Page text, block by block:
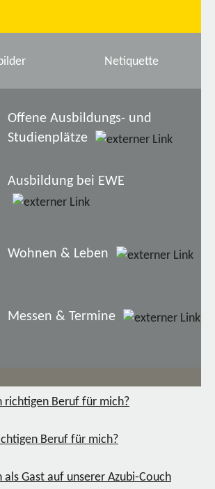
Netiquette
Offene Ausbildungs- und
Studienplätze
Ausbildung bei EWE
Wohnen & Leben
Messen & Termine
Beruf für mich?
Gast auf unserer Azubi-Couch